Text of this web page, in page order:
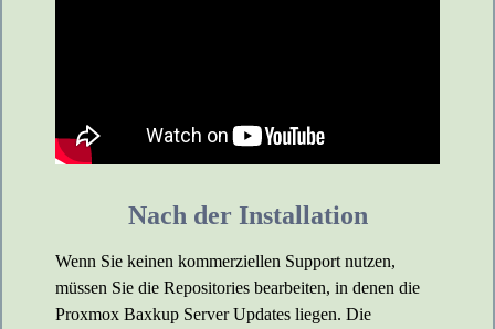
Nach der Installation
Wenn Sie keinen kommerziellen Support nutzen,
müssen Sie die Repositories bearbeiten, in denen die
Proxmox Baxkup Server Updates liegen. Die